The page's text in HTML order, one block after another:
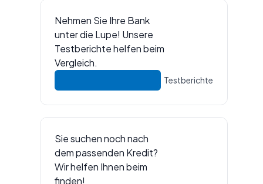
Nehmen Sie Ihre Bank
unter die Lupe! Unsere
Testberichte helfen beim
Vergleich.
Testberichte
Sie suchen noch nach
dem passenden Kredit?
Wir helfen Ihnen beim
finden!